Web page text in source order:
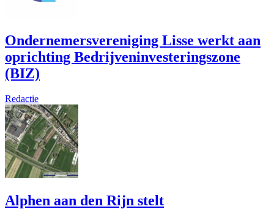
Ondernemersvereniging Lisse werkt aan
oprichting Bedrijveninvesteringszone
(BIZ)
Redactie
Alphen aan den Rijn stelt